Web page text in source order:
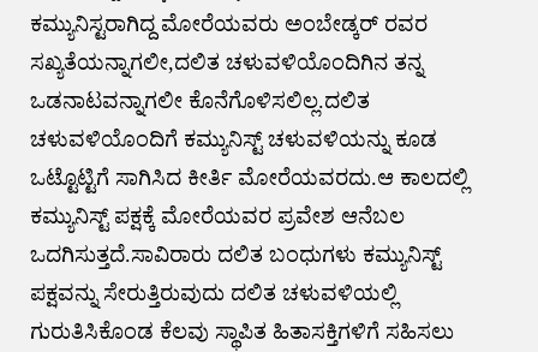
ಕಮ್ಯುನಿಸ್ಟರಾಗಿದ್ದ ಮೋರೆಯವರು ಅಂಬೇಡ್ಕರ್ ರವರ
ಸಖ್ಯತೆಯನ್ನಾಗಲೀ,ದಲಿತ ಚಳುವಳಿಯೊಂದಿಗಿನ ತನ್ನ
ಒಡನಾಟವನ್ನಾಗಲೀ ಕೊನೆಗೊಳಿಸಲಿಲ್ಲ.ದಲಿತ
ಚಳುವಳಿಯೊಂದಿಗೆ ಕಮ್ಯುನಿಸ್ಟ್ ಚಳುವಳಿಯನ್ನು ಕೂಡ
ಒಟ್ಟೊಟ್ಟಿಗೆ ಸಾಗಿಸಿದ ಕೀರ್ತಿ ಮೋರೆಯವರದು.ಆ ಕಾಲದಲ್ಲಿ
ಕಮ್ಯುನಿಸ್ಟ್ ಪಕ್ಷಕ್ಕೆ ಮೋರೆಯವರ ಪ್ರವೇಶ ಆನೆಬಲ
ಒದಗಿಸುತ್ತದೆ.ಸಾವಿರಾರು ದಲಿತ ಬಂಧುಗಳು ಕಮ್ಯುನಿಸ್ಟ್
ಪಕ್ಷವನ್ನು ಸೇರುತ್ತಿರುವುದು ದಲಿತ ಚಳುವಳಿಯಲ್ಲಿ
ಗುರುತಿಸಿಕೊಂಡ ಕೆಲವು ಸ್ಥಾಪಿತ ಹಿತಾಸಕ್ತಿಗಳಿಗೆ ಸಹಿಸಲು